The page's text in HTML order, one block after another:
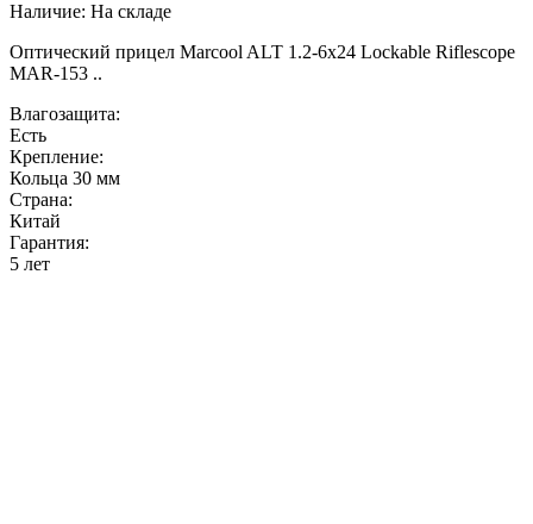
Наличие: На складе
Оптический прицел Marcool ALT 1.2-6x24 Lockable Riflescope
MAR-153 ..
Влагозащита:
Есть
Крепление:
Кольца 30 мм
Страна:
Китай
Гарантия:
5 лет